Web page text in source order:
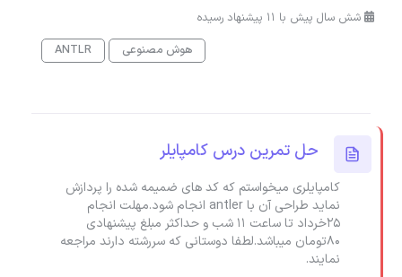
شش سال پیش با 11 پیشنهاد رسیده
هوش مصنوعی
ANTLR
حل تمرین درس کامپایلر
کامپایلری میخواستم که کد های ضمیمه شده را پردازش
نماید طراحی آن با antler انجام شود.مهلت انجام
25خرداد تا ساعت 11 شب و حداکثر مبلغ پیشنهادی
80تومان میباشد.لطفا دوستانی که سررشته دارند مراجعه
نمایند.